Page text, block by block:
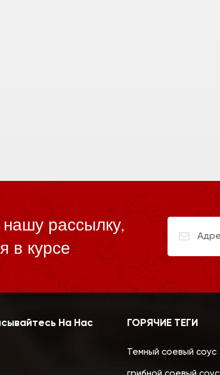
рассылку,
в курсе
На Нас ГОРЯЧИЕ ТЕГИ
Темный соевый соус